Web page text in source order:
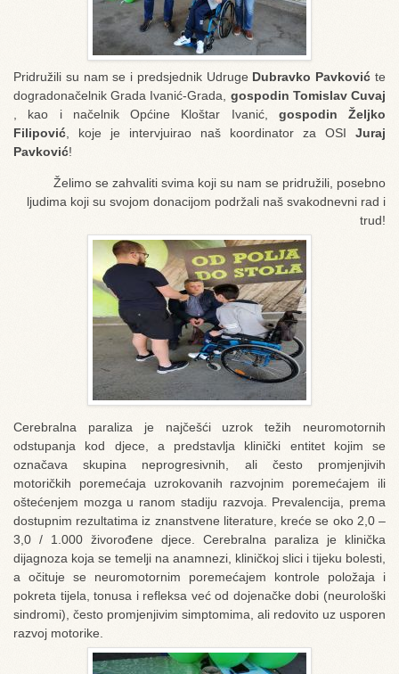
Pridružili su nam se i predsjednik UdrugeDubravko Pavković te
dogradonačelnik Grada Ivanić-Grada, gospodin Tomislav Cuvaj
, kao i načelnik Općine Kloštar Ivanić, gospodin Željko
Filipović , koje je intervjuirao naš koordinator za OSI Juraj
Pavković!
Želimo se zahvaliti svima koji su nam se pridružili, posebno
ljudima koji su svojom donacijom podržali naš svakodnevni rad i
trud!
Cerebralna paraliza je najčešći uzrok težih neuromotornih
odstupanja kod djece, a predstavlja klinički entitet kojim se
označava skupina neprogresivnih, ali često promjenjivih
motoričkih poremećaja uzrokovanih razvojnim poremećajem ili
oštećenjem mozga u ranom stadiju razvoja. Prevalencija, prema
dostupnim rezultatima iz znanstvene literature, kreće se oko 2,0 –
3,0 / 1.000 živorođene djece. Cerebralna paraliza je klinička
dijagnoza koja se temelji na anamnezi, kliničkoj slici i tijeku bolesti,
a očituje se neuromotornim poremećajem kontrole položaja i
pokreta tijela, tonusa i refleksa već od dojenačke dobi (neurološki
sindromi), često promjenjivim simptomima, ali redovito uz usporen
razvoj motorike.